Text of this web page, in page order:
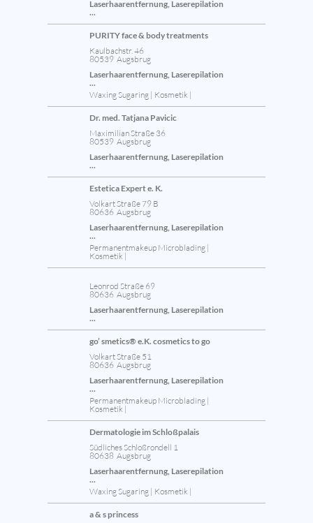
Laserhaarentfernung, Laserepilation
...
PURITY face & body treatments
Kaulbachstr. 46
80539 Augsbrug
Laserhaarentfernung, Laserepilation
...
Waxing Sugaring | Kosmetik |
Dr. med. Tatjana Pavicic
Maximilian Straße 36
80539 Augsbrug
Laserhaarentfernung, Laserepilation
...
Estetica Expert e. K.
Volkart Straße 79 B
80636 Augsbrug
Laserhaarentfernung, Laserepilation
...
Permanentmakeup Microblading |
Kosmetik |
Leonrod Straße 69
80636 Augsbrug
Laserhaarentfernung, Laserepilation
...
go’ smetics® e.K. cosmetics to go
Volkart Straße 51
80636 Augsbrug
Laserhaarentfernung, Laserepilation
...
Permanentmakeup Microblading |
Kosmetik |
Dermatologie im Schloßpalais
Südliches Schloßrondell 1
80638 Augsbrug
Laserhaarentfernung, Laserepilation
...
Waxing Sugaring | Kosmetik |
a & s princess